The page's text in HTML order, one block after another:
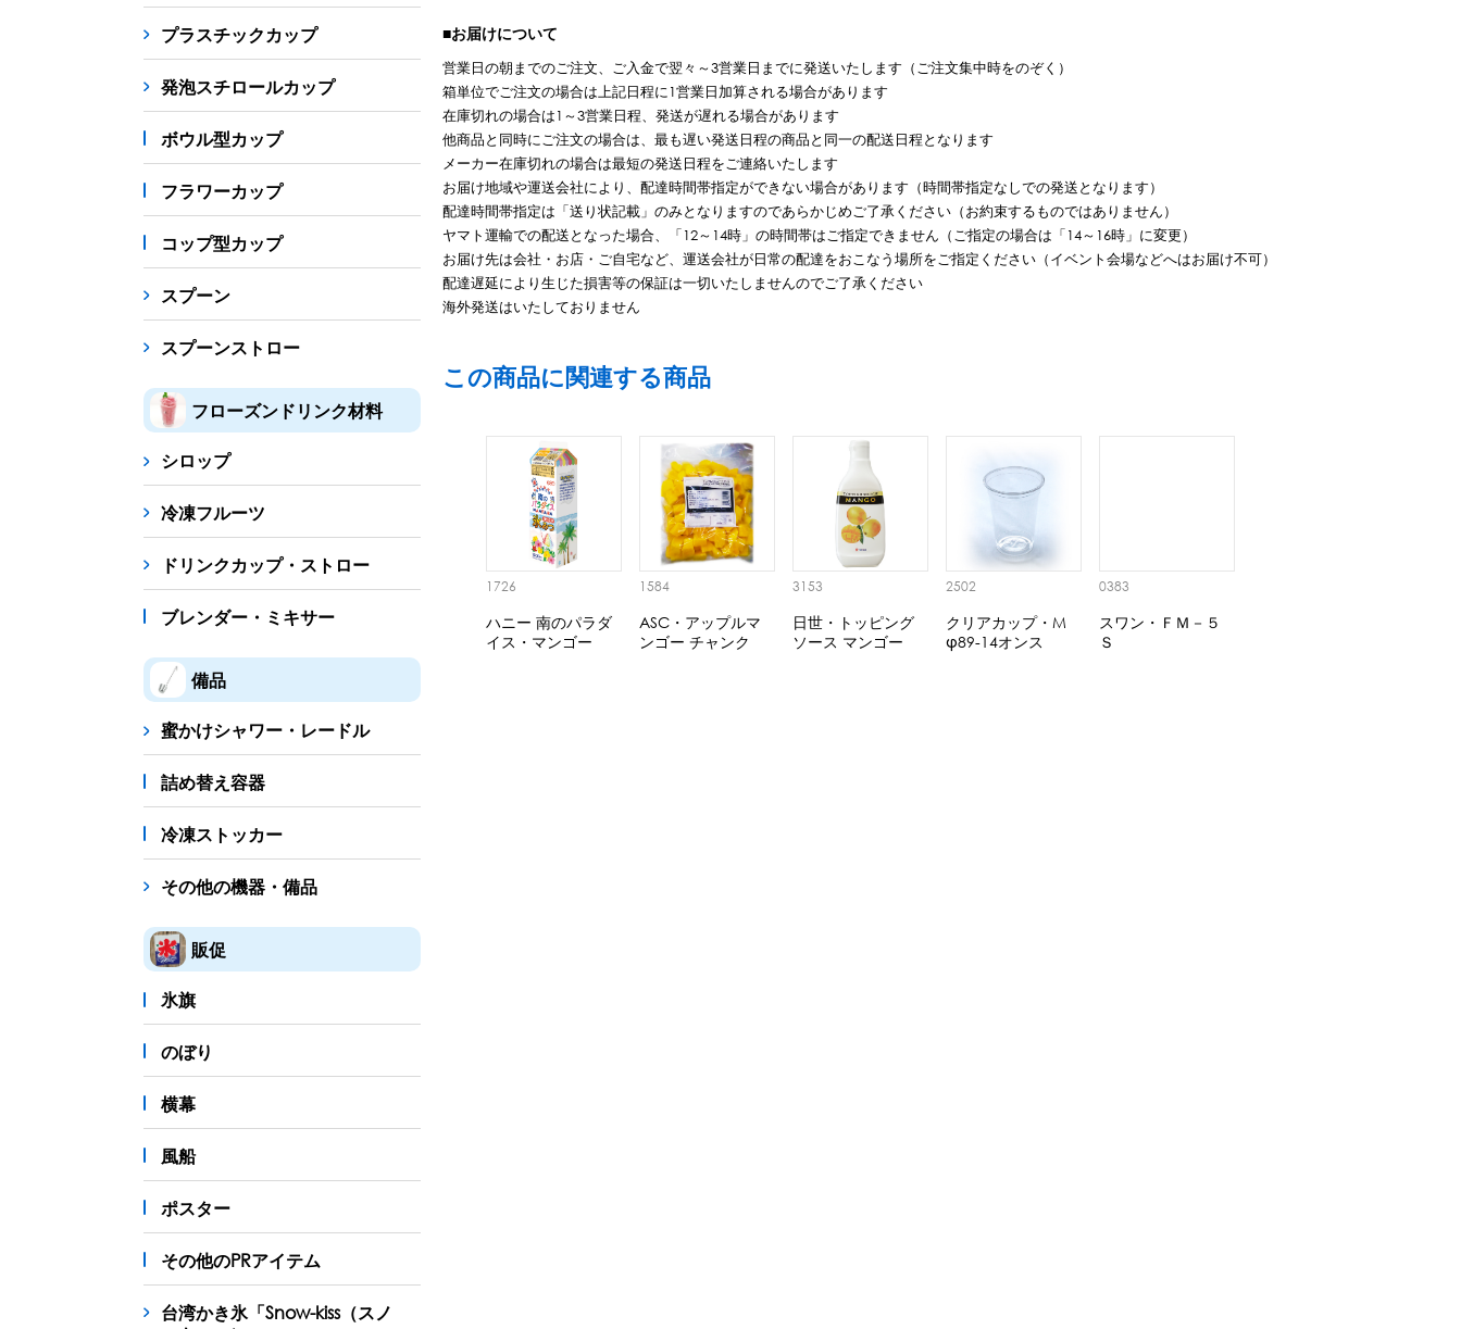
プラスチックカップ
発泡スチロールカップ
ボウル型カップ
フラワーカップ
コップ型カップ
スプーン
スプーンストロー
フローズンドリンク材料
シロップ
冷凍フルーツ
ドリンクカップ・ストロー
ブレンダー・ミキサー
備品
蜜かけシャワー・レードル
詰め替え容器
冷凍ストッカー
その他の機器・備品
販促
氷旗
のぼり
横幕
風船
ポスター
その他のPRアイテム
台湾かき氷「Snow-kiss（スノ
■お届けについて
営業日の朝までのご注文、ご入金で翌々～3営業日までに発送いたします（ご注文集中時をのぞく）
箱単位でご注文の場合は上記日程に1営業日加算される場合があります
在庫切れの場合は1～3営業日程、発送が遅れる場合があります
他商品と同時にご注文の場合は、最も遅い発送日程の商品と同一の配送日程となります
メーカー在庫切れの場合は最短の発送日程をご連絡いたします
お届け地域や運送会社により、配達時間帯指定ができない場合があります（時間帯指定なしでの発送となります）
配達時間帯指定は「送り状記載」のみとなりますのであらかじめご了承ください（お約束するものではありません）
ヤマト運輸での配送となった場合、「12～14時」の時間帯はご指定できません（ご指定の場合は「14～16時」に変更）
お届け先は会社・お店・ご自宅など、運送会社が日常の配達をおこなう場所をご指定ください（イベント会場などへはお届け不可）
配達遅延により生じた損害等の保証は一切いたしませんのでご了承ください
海外発送はいたしておりません
この商品に関連する商品
1726
ハニー 南のパラダ
イス・マンゴー
1584
ASC・アップルマ
ンゴー チャンク
3153
日世・トッピング
ソース マンゴー
2502
クリアカップ・M
φ89-14オンス
0383
スワン・ＦＭ－５
Ｓ